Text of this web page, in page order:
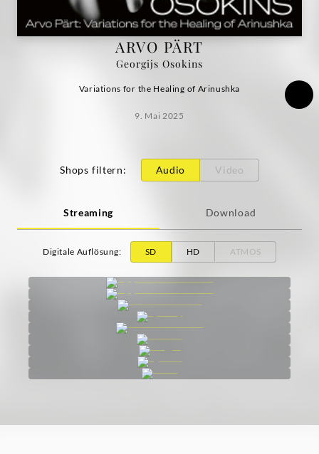
ARVO PÄRT
Georgijs Osokins
Variations for the Healing of Arinushka
9. Mai 2025
Shops filtern: Audio Video
Streaming Download
Digitale Auflösung: SD HD ATMOS